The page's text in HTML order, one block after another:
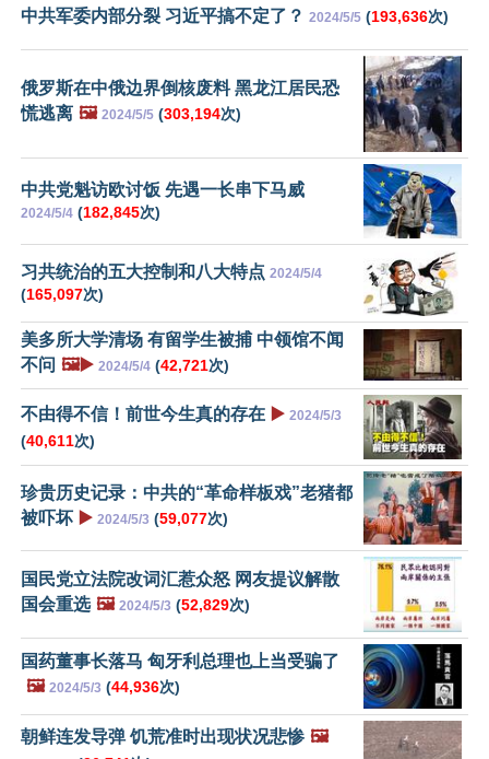
中共军委内部分裂 习近平搞不定了？ 2024/5/5 (193,636次)
俄罗斯在中俄边界倒核废料 黑龙江居民恐
慌逃离 🖼️ 2024/5/5 (303,194次)
中共党魁访欧讨饭 先遇一长串下马威
2024/5/4 (182,845次)
习共统治的五大控制和八大特点 2024/5/4
(165,097次)
美多所大学清场 有留学生被捕 中领馆不闻
不问 🖼️▶️ 2024/5/4 (42,721次)
不由得不信！前世今生真的存在 ▶️ 2024/5/3
(40,611次)
珍贵历史记录：中共的“革命样板戏”老猪都
被吓坏 ▶️ 2024/5/3 (59,077次)
国民党立法院改词汇惹众怒 网友提议解散
国会重选 🖼️ 2024/5/3 (52,829次)
国药董事长落马 匈牙利总理也上当受骗了
🖼️ 2024/5/3 (44,936次)
朝鲜连发导弹 饥荒准时出现状况悲惨 🖼️